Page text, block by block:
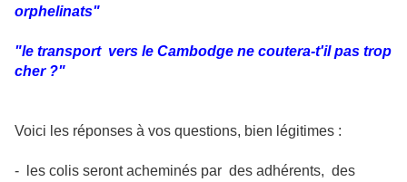
orphelinats"
"le transport vers le Cambodge ne coutera-t'il pas trop
cher ?"
Voici les réponses à vos questions, bien légitimes :
- les colis seront acheminés par des adhérents, des